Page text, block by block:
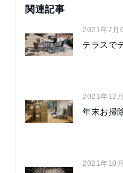
関連記事
2021年7月
テラスで
2021年12
年末お掃
2021年10